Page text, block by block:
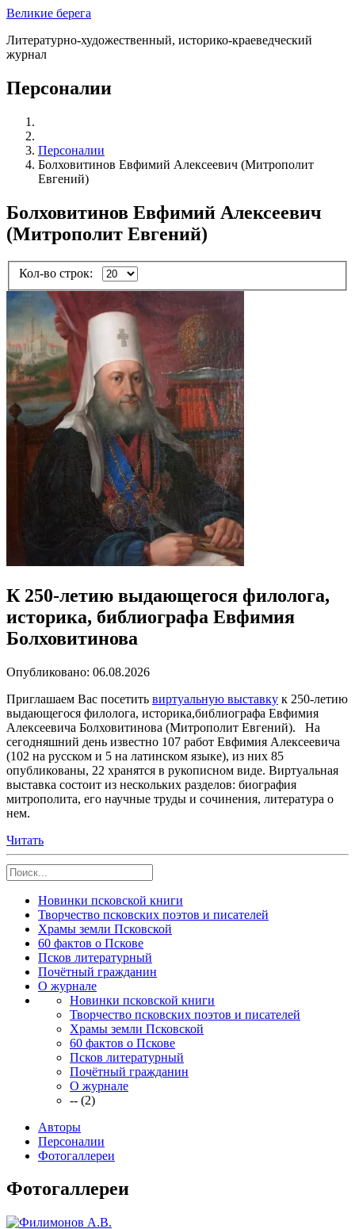
Великие берега
Литературно-художественный, историко-краеведческий
журнал
Персоналии
Персоналии
Болховитинов Евфимий Алексеевич (Митрополит
Евгений)
Болховитинов Евфимий Алексеевич
(Митрополит Евгений)
К 250-летию выдающегося филолога,
историка, библиографа Евфимия
Болховитинова
Опубликовано: 06.08.2026
Приглашаем Вас посетить виртуальную выставку к 250-летию
выдающегося филолога, историка,библиографа Евфимия
Алексеевича Болховитинова (Митрополит Евгений). На
сегодняшний день известно 107 работ Евфимия Алексеевича
(102 на русском и 5 на латинском языке), из них 85
опубликованы, 22 хранятся в рукописном виде. Виртуальная
выставка состоит из нескольких разделов: биография
митрополита, его научные труды и сочинения, литература о
нем.
Читать
Новинки псковской книги
Творчество псковских поэтов и писателей
Храмы земли Псковской
60 фактов о Пскове
Псков литературный
Почётный гражданин
О журнале
Новинки псковской книги
Творчество псковских поэтов и писателей
Храмы земли Псковской
60 фактов о Пскове
Псков литературный
Почётный гражданин
О журнале
-- (2)
Авторы
Персоналии
Фотогаллереи
Фотогаллереи